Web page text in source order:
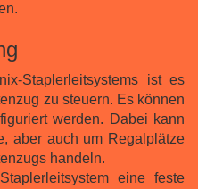
Staplerleitsystems ist es
zu steuern. Es können
werden. Dabei kann
aber auch um Regalplätze
handeln.
eine feste